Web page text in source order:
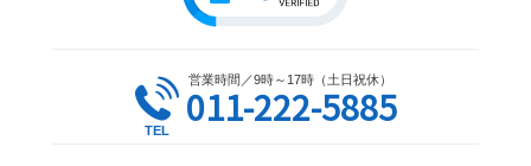
営業時間／9時～17時（土日祝休）
011-222-5885